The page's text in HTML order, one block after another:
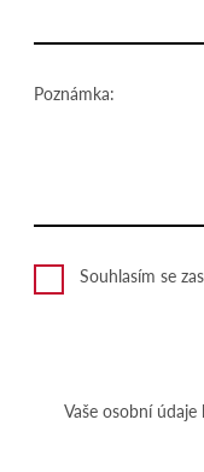
Poznámka:
Souhlasím se
Vaše osobní